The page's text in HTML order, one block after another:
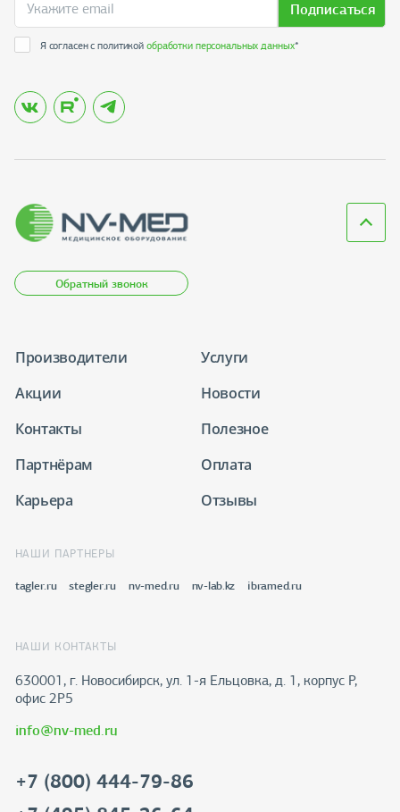
Подписаться
Я согласен с политикойобработки персональных данных*
Обратный звонок
Производители
Услуги
Акции
Новости
Контакты
Полезное
Партнёрам
Оплата
Карьера
Отзывы
НАШИ ПАРТНЕРЫ
tagler.ru stegler.ru nv-med.ru nv-lab.kz ibramed.ru
НАШИ КОНТАКТЫ
630001, г. Новосибирск, ул. 1-я Ельцовка, д. 1, корпус Р,
офис 2Р5
info@nv-med.ru
+7 (800) 444-79-86